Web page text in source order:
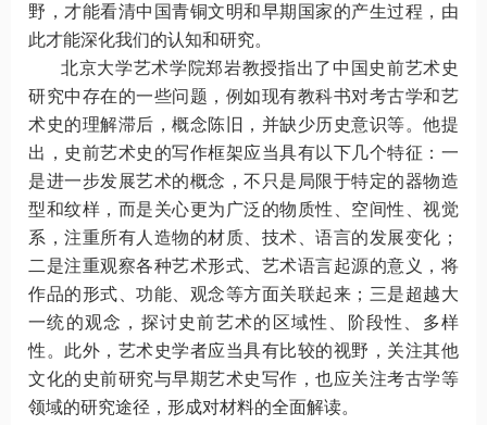
野，才能看清中国青铜文明和早期国家的产生过程，由
此才能深化我们的认知和研究。
北京大学艺术学院郑岩教授指出了中国史前艺术史
研究中存在的一些问题，例如现有教科书对考古学和艺
术史的理解滞后，概念陈旧，并缺少历史意识等。他提
出，史前艺术史的写作框架应当具有以下几个特征：一
是进一步发展艺术的概念，不只是局限于特定的器物造
型和纹样，而是关心更为广泛的物质性、空间性、视觉
系，注重所有人造物的材质、技术、语言的发展变化；
二是注重观察各种艺术形式、艺术语言起源的意义，将
作品的形式、功能、观念等方面关联起来；三是超越大
一统的观念，探讨史前艺术的区域性、阶段性、多样
性。此外，艺术史学者应当具有比较的视野，关注其他
文化的史前研究与早期艺术史写作，也应关注考古学等
领域的研究途径，形成对材料的全面解读。